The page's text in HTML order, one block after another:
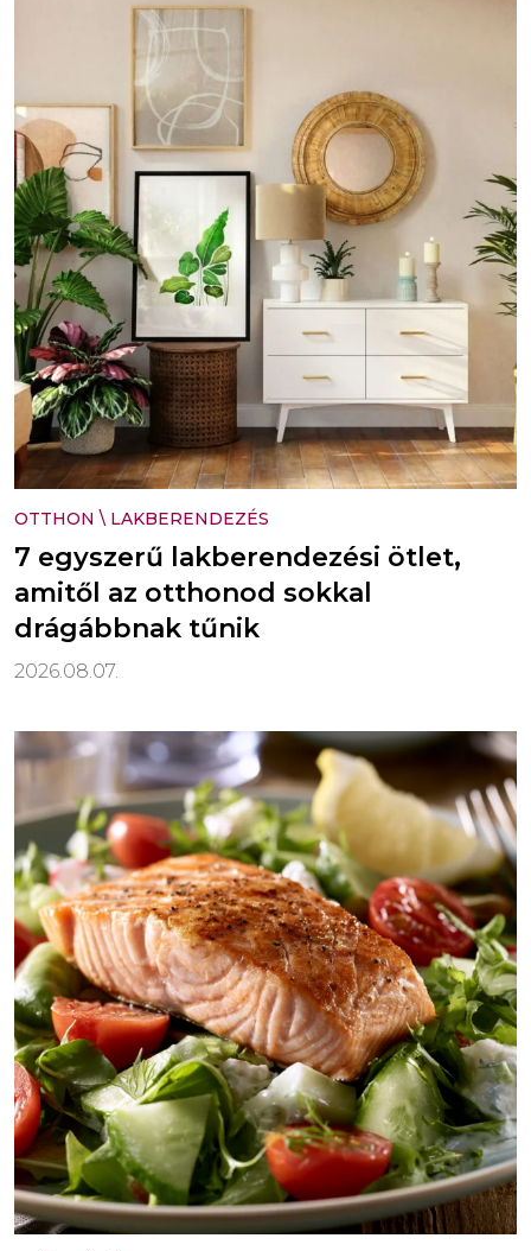
OTTHON \ LAKBERENDEZÉS
7 egyszerű lakberendezési ötlet,
amitől az otthonod sokkal
drágábbnak tűnik
2026.08.07.